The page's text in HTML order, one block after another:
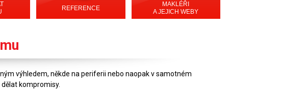
REFERENCE
MAKLÉŘI
A JEJICH WEBY
výhledem, někde na periferii nebo naopak v samotném
kompromisy.